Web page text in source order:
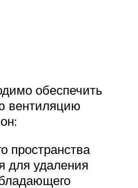
обеспечить
вентиляцию
пространства
для удаления